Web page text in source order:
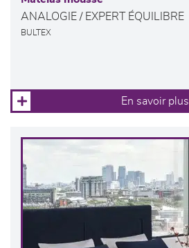
ANALOGIE / EXPERT ÉQUILIBRE
BULTEX
En savoir plus